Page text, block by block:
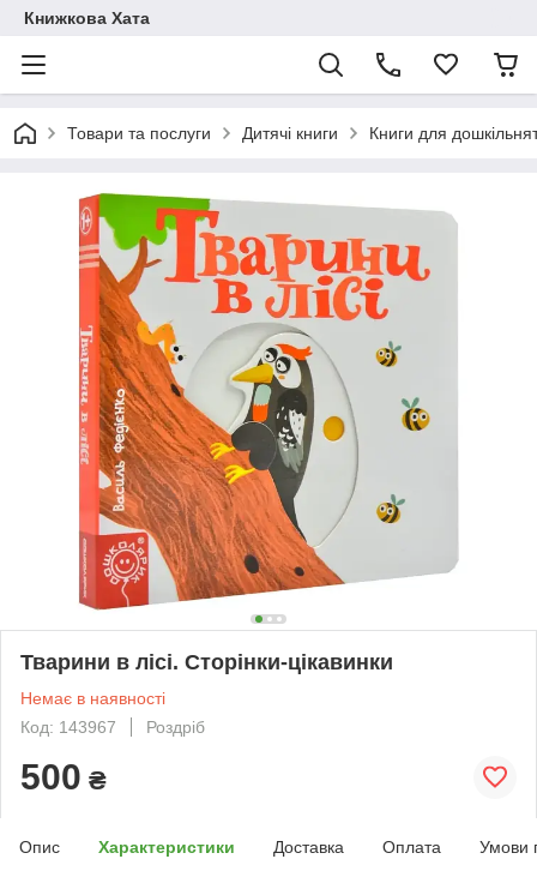
Книжкова Хата
Товари та послуги Дитячі книги Книги для
Тварини в лісі. Сторінки-цікавинки
Немає в наявності
Код: 143967
Роздріб
500 ₴
Опис Характеристики Доставка Оплата Умови